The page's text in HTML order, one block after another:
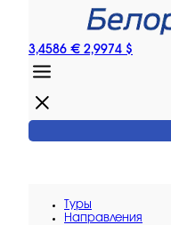
3,4586 € 2,9974 $
Туры
Направления